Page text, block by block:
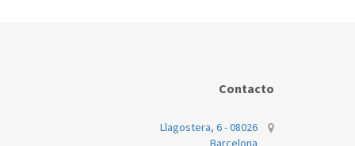
Contacto
Llagostera, 6 - 08026
Barcelona